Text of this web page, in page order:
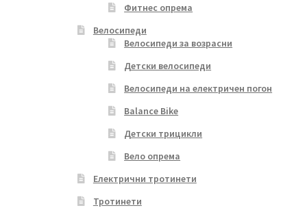
Фитнес опрема
Велосипеди
Велосипеди за возрасни
Детски велосипеди
Велосипеди на електричен погон
Balance Bike
Детски трицикли
Вело опрема
Електрични тротинети
Тротинети